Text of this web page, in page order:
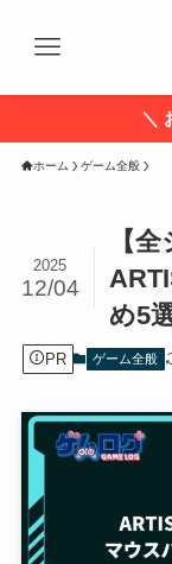
＼
ホーム ゲーム全般
【
め5
2025
12/04
PR ゲーム全般